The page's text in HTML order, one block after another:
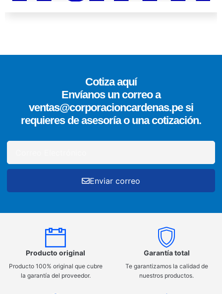
Cotiza aquí
Envíanos un correo a
ventas@corporacioncardenas.pe si
requieres de asesoría o una cotización.
Enviar correo
Producto original
Producto 100% original que cubre
la garantía del proveedor.
Garantía total
Te garantizamos la calidad de
nuestros productos.